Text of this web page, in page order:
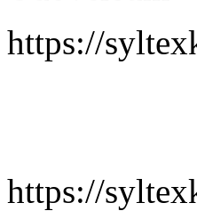
https://
https://